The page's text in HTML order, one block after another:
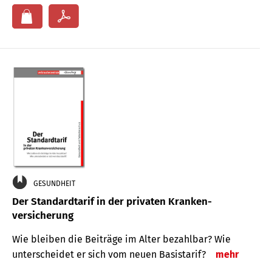
GESUNDHEIT
Der Standard­tarif in der privaten Kranken­
versicherung
Wie bleiben die Beiträge im Alter bezahlbar? Wie
unterscheidet er sich vom neuen Basistarif?
mehr